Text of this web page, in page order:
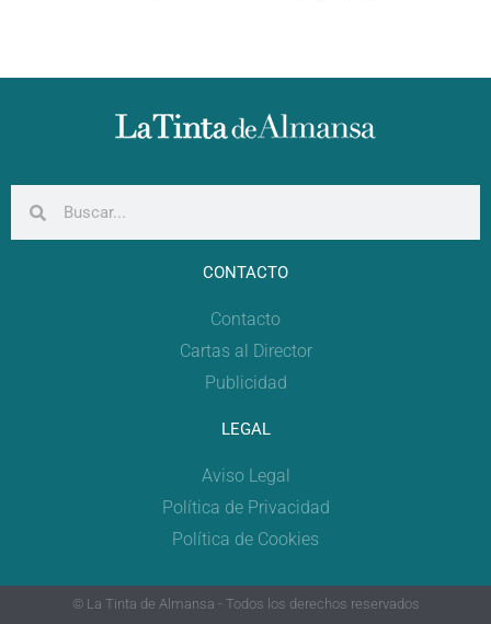
CONTACTO
Contacto
Cartas al Director
Publicidad
LEGAL
Aviso Legal
Política de Privacidad
Política de Cookies
© La Tinta de Almansa - Todos los derechos reservados